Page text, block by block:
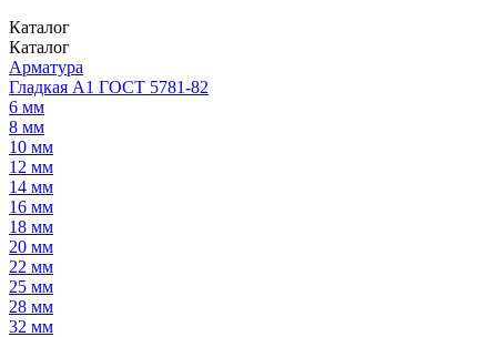
Каталог
Каталог
Арматура
Гладкая А1 ГОСТ 5781-82
6 мм
8 мм
10 мм
12 мм
14 мм
16 мм
18 мм
20 мм
22 мм
25 мм
28 мм
32 мм